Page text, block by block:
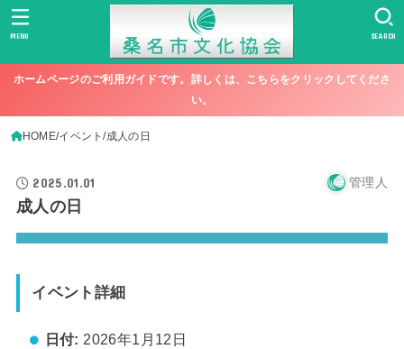
SEARCH
MENU
ホームページのご利用ガイドです。詳しくは、こちらをクリックしてくださ
い。
HOME イベント 成人の日
2025.01.01 管理人
成人の日
イベント詳細
日付: 2026年1月12日